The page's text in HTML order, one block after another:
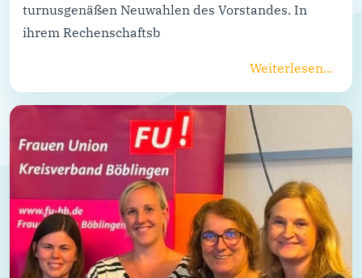
turnusgenäßen Neuwahlen des Vorstandes. In
ihrem Rechenschaftsb
Weiterlesen...